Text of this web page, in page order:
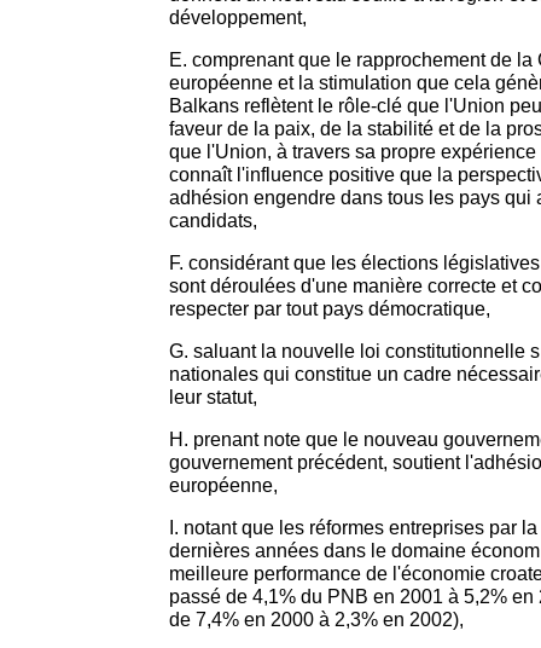
développement,
E. comprenant que le rapprochement de
européenne et la stimulation que cela
Balkans reflètent le rôle-clé que l'Union
faveur de la paix, de la stabilité et de la
que l'Union, à travers sa propre
connaît l'influence positive que la
adhésion engendre dans tous les pays qui
candidats,
F. considérant que les élections
sont déroulées d'une manière correcte et
respecter par tout pays démocratique,
G. saluant la nouvelle loi constitutionnelle
nationales qui constitue un cadre
leur statut,
H. prenant note que le nouveau
gouvernement précédent, soutient
européenne,
I. notant que les réformes entreprises par
dernières années dans le domaine
meilleure performance de l'économie
passé de 4,1% du PNB en 2001 à 5,2%
de 7,4% en 2000 à 2,3% en 2002),